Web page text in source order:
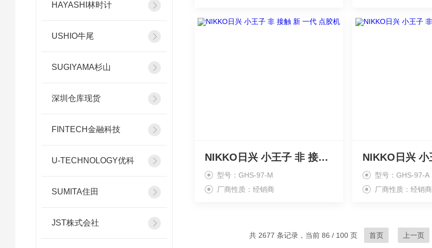
HAYASHI林时计
USHIO牛尾
SUGIYAMA杉山
深圳仓库现货
FINTECH金融科技
U-TECHNOLOGY优科
SUMITA住田
JST株式会社
NIKKO日兴 小王子 非 接触 新 一代 点胶机
型号：GHS-97-M
厂商性质：经销商
型号：GHS-97-A
厂商性质：经销商
共 2677 条记录，当前 86 / 100 页 首页 上一页